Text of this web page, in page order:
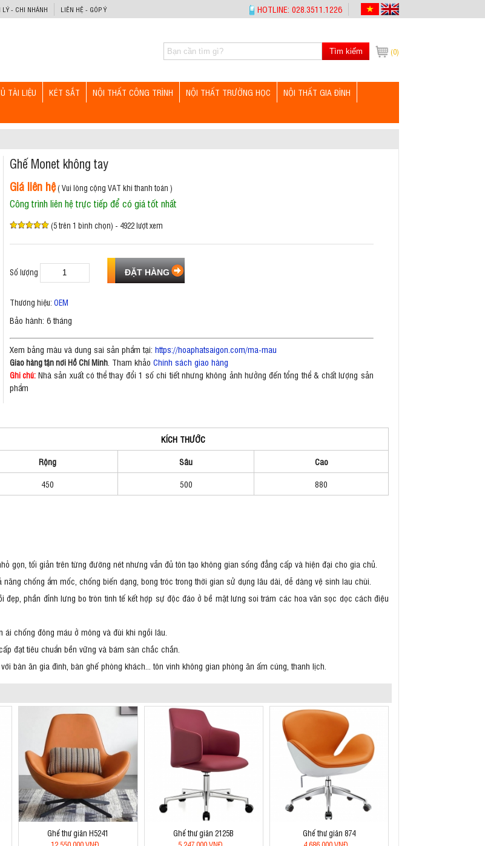
LÝ - CHI NHÁNH LIÊN HỆ - GÓP Ý HOTLINE: 028.3511.1226
(0)
Tìm kiếm
TÀI LIỆU KÉT SẮT NỘI THẤT CÔNG TRÌNH NỘI THẤT TRƯỜNG HỌC
NỘI THẤT GIA ĐÌNH
Ghế Monet không tay
Giá liên hệ( Vui lòng cộng VAT khi thanh toán )
Công trình liên hệ trực tiếp để có giá tốt nhất
(5 trên 1 bình chọn) - 4922 lượt xem
Số lượng
Thương hiệu: OEM
Bảo hành: 6 tháng
Xem bảng màu và dung sai sản phẩm tại: https://hoaphatsaigon.com/ma-mau
Giao hàng tận nơi Hồ Chí Minh. Tham khảo Chính sách giao hàng
Ghi chú:Nhà sản xuất có thể thay đổi 1 số chi tiết nhưng không ảnh hưởng đến tổng thể & chất lượng sản
phẩm
KÍCH THƯỚC
Rộng
Sâu
Cao
450 500 880
gọn, tối giản trên từng đường nét nhưng vẫn đủ tôn tạo không gian sống đẳng cấp và hiện đại cho gia chủ.
chống ẩm mốc, chống biến dạng, bong tróc trong thời gian sử dụng lâu dài, dễ dàng vệ sinh lau chùi.
đẹp, phần đỉnh lưng bo tròn tinh tế kết hợp sự độc đáo ở bề mặt lưng soi trám các hoa văn sọc dọc cách điệu
chống đông máu ở mông và đùi khi ngồi lâu.
đạt tiêu chuẩn bền vững và bám sàn chắc chắn.
bàn ăn gia đình, bàn ghế phòng khách... tôn vinh không gian phòng ăn ấm cúng, thanh lịch.
Ghế thư giãn H5241
Ghế thư giãn 2125B
Ghế thư giãn 874